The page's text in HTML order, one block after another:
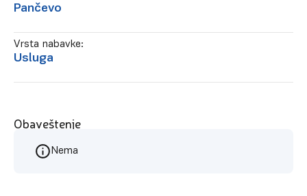
Pančevo
Vrsta nabavke:
Usluga
Obaveštenje
Nema